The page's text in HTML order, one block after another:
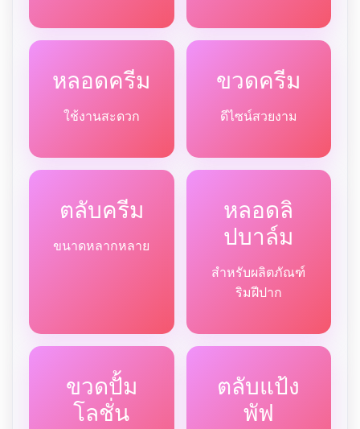
หลอดครีม
ใช้งานสะดวก
ขวดครีม
ดีไซน์สวยงาม
ตลับครีม
ขนาดหลากหลาย
หลอดลิ
ปบาล์ม
สำหรับผลิตภัณฑ์
ริมฝีปาก
ขวดปั้ม
โลชั่น
ตลับแป้ง
พัฟ